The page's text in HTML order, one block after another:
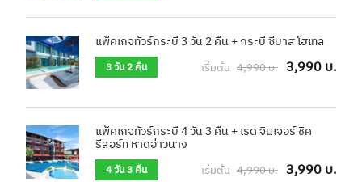
แพ็คเกจทัวร์กระบี่ 3 วัน 2 คืน + กระบี่ ซีบาส โฮเทล
3 วัน 2 คืน เริ่มต้น 4,990 บ. 3,990 บ.
แพ็คเกจทัวร์กระบี่ 4 วัน 3 คืน + เรด จินเจอร์ ชิค
รีสอร์ท หาดอ่าวนาง
4 วัน 3 คืน เริ่มต้น 4,990 บ. 3,990 บ.